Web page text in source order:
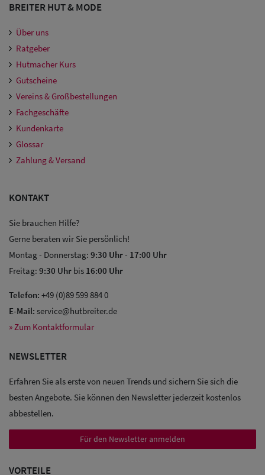
(63-65 cm)
Sale: Caps
BREITER HUT & MODE
Über uns
Ratgeber
Hutmacher Kurs
Gutscheine
Vereins & Großbestellungen
Fachgeschäfte
Kundenkarte
Glossar
Zahlung & Versand
KONTAKT
Sie brauchen Hilfe?
Gerne beraten wir Sie persönlich!
Montag - Donnerstag: 9:30 Uhr- 17:00 Uhr
Freitag: 9:30 Uhr bis 16:00 Uhr
Telefon: +49 (0)89 599 884 0
E-Mail: service@hutbreiter.de
» Zum Kontaktformular
NEWSLETTER
Erfahren Sie als erste von neuen Trends und sichern Sie sich die
besten Angebote. Sie können den Newsletter jederzeit kostenlos
abbestellen.
Für den Newsletter anmelden
VORTEILE